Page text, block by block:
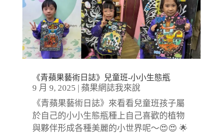
《青蘋果藝術日誌》兒童班-小小生態瓶
9 月 9, 2025
蘋果網誌我來說
《青蘋果藝術日誌》來看看兒童班孩子屬
於自己的小小生態瓶種上自己喜歡的植物
與夥伴形成各種美麗的小世界呢～😍😍 🌟